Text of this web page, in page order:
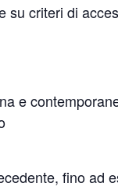
criteri di
e
fino ad